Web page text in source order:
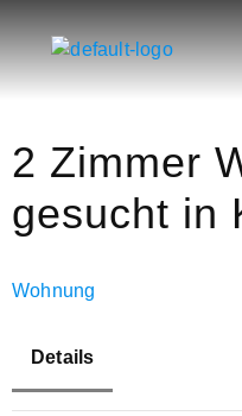
2 Zimmer
gesucht in
Wohnung
Details